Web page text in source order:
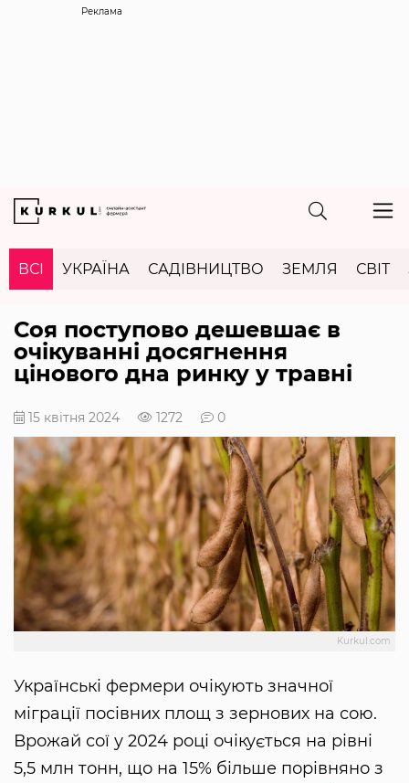
Реклама
ВСІ УКРАЇНА САДІВНИЦТВО ЗЕМЛЯ СВІТ
Соя поступово дешевшає в
очікуванні досягнення
цінового дна ринку у травні
15 квітня 2024 1272 0
Kurkul.com
Українські фермери очікують значної
міграції посівних площ з зернових на сою.
Врожай сої у 2024 році очікується на рівні
5,5 млн тонн, що на 15% більше порівняно з